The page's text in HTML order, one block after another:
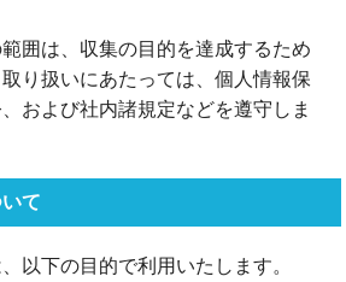
囲は、収集の目的を達成するため
り扱いにあたっては、個人情報保
および社内諸規定などを遵守しま
て
以下の目的で利用いたします。